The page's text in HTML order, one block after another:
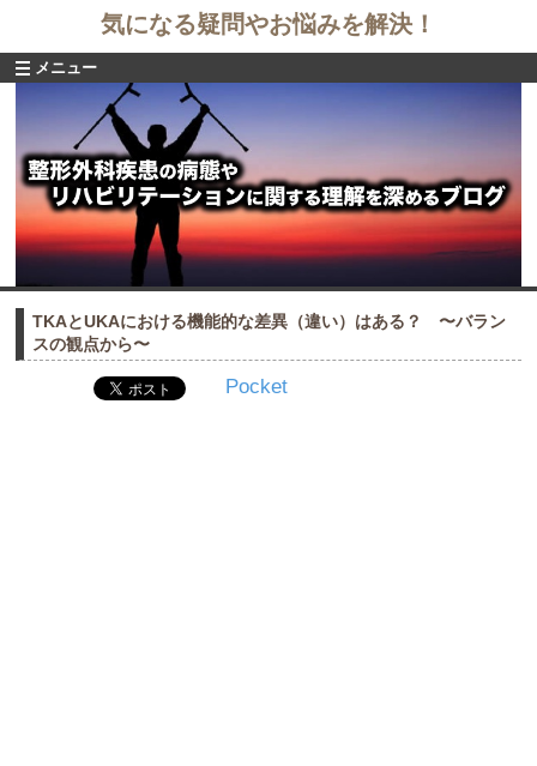
気になる疑問やお悩みを解決！
メニュー
TKAとUKAにおける機能的な差異（違い）はある？ 〜バラン
スの観点から〜
Pocket